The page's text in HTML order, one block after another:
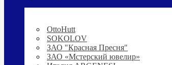
OttoHutt
SOKOLOV
ЗАО "Красная Пресня"
ЗАО «Мстерский ювелир»